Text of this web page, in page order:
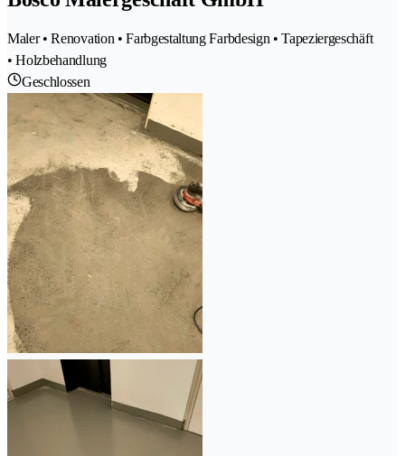
Maler • Renovation • Farbgestaltung Farbdesign • Tapeziergeschäft
• Holzbehandlung
Geschlossen